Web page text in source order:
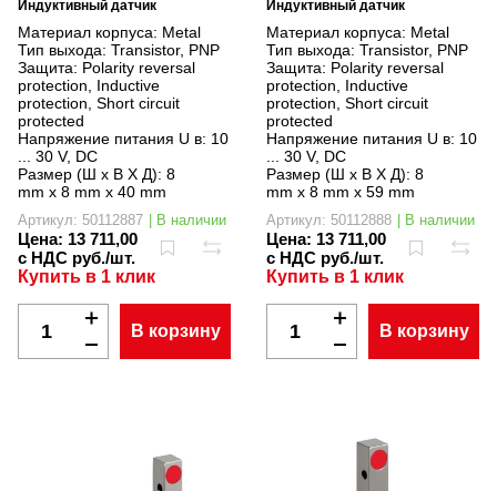
Индуктивный датчик
Материал корпуса: Metal
Тип выхода: Transistor, PNP
Защита: Polarity reversal
protection, Inductive
protection, Short circuit
protected
Напряжение питания U в: 10
... 30 V, DC
Размер (Ш x В X Д): 8
mm x 8 mm x 40 mm
Артикул: 50112887 | В наличии
Цена: 13 711,00
с НДС руб./шт.
Купить в 1 клик
В корзину
Индуктивный датчик
Материал корпуса: Metal
Тип выхода: Transistor, PNP
Защита: Polarity reversal
protection, Inductive
protection, Short circuit
protected
Напряжение питания U в: 10
... 30 V, DC
Размер (Ш x В X Д): 8
mm x 8 mm x 59 mm
Артикул: 50112888 | В наличии
Цена: 13 711,00
с НДС руб./шт.
Купить в 1 клик
В корзину